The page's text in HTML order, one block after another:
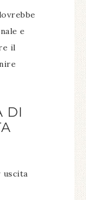
e
il
DI
uscita